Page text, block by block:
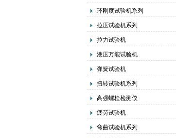
环刚度试验机系列
拉压试验机系列
拉力试验机
液压万能试验机
弹簧试验机
扭转试验机系列
高强螺栓检测仪
疲劳试验机
弯曲试验机系列